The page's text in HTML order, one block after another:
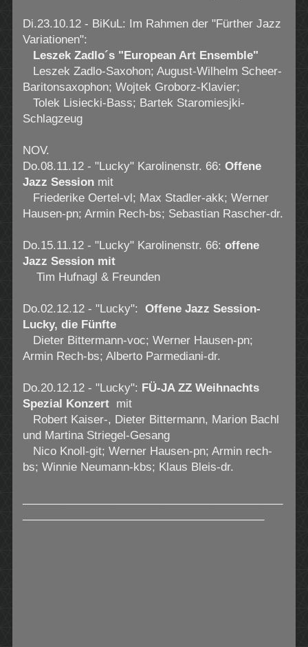
Di.23.10.12 - BiKuL: Im Rahmen der "Fürther Jazz
Variationen":
Leszek Zadlo´s "European Art Ensemble"
Leszek Zadlo-Saxohon; August-Wilhelm Scheer-
Baritonsaxophon; Wojtek Groborz-Klavier;
Tolek Lisiecki-Bass; Bartek Staromiesjki-
Schlagzeug
NOV.
Do.08.11.12 - "Lucky" Karolinenstr. 66: Offene
Jazz Sessionmit
Friederike Oertel-vl; Max Stadler-akk; Werner
Hausen-pn; Armin Rech-bs; Sebastian Rascher-dr.
Do.15.11.12 - "Lucky" Karolinenstr. 66: offene
Jazz Session mit
Tim Hufnagl & Freunden
Do.02.12.12 - "Lucky": Offene Jazz Session-
Lucky, die Fünfte
Dieter Bittermann-voc; Werner Hausen-pn;
Armin Rech-bs; Alberto Parmediani-dr.
Do.20.12.12 - "Lucky": FÜ-JA ZZ Weihnachts
Spezial Konzertmit
Robert Kaiser-, Dieter Bittermann, Marion Bachl
und Martina Striegel-Gesang
Nico Knoll-git; Werner Hausen-pn; Armin rech-
bs; Winnie Neumann-kbs; Klaus Bleis-dr.